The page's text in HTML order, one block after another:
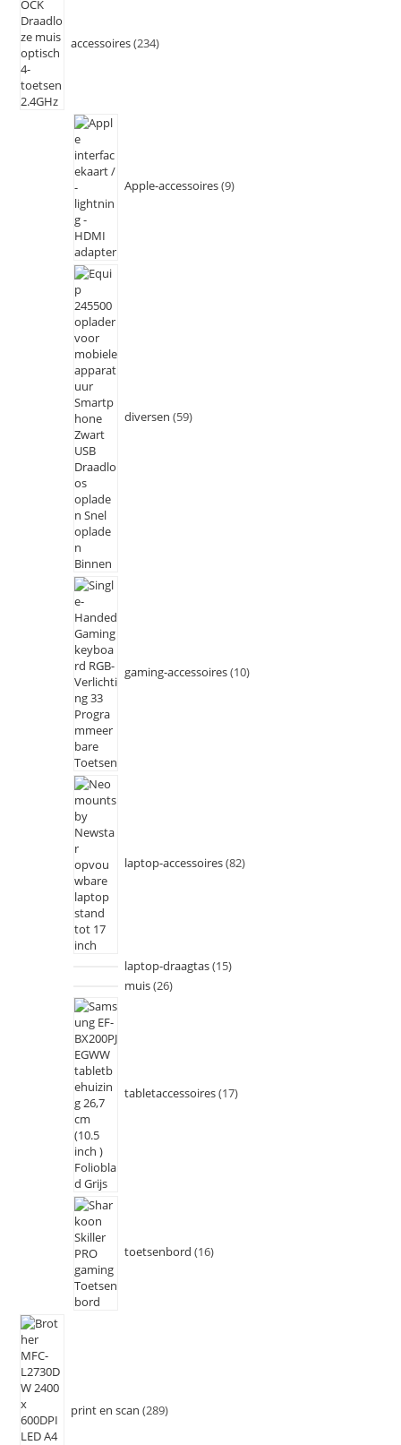
accessoires 234
Apple-accessoires 9
diversen 59
gaming-accessoires 10
laptop-accessoires 82
laptop-draagtas 15
muis 26
tabletaccessoires 17
toetsenbord 16
print en scan 289